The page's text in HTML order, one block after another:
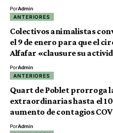
PorAdmin
ANTERIORES
Colectivos animalistas
el 9 de enero para que el
Alfafar «clausure su
PorAdmin
ANTERIORES
Quart de Poblet prorroga
extraordinarias hasta el
aumento de contagios
PorAdmin